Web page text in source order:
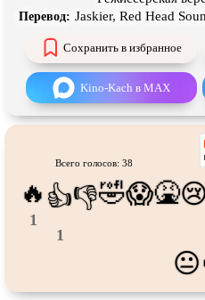
Про хоккей и
катание
Про Юристов иАдвокатов
Режиссёрская версия
Слэшер
Сцены собнажённой натурой
Чёрная комедия
CAMRip
Перевод: Jaskier, Red Head
Сохранить в избранное
Kino-Kach в MAX
Всего голосов: 38
🔥
1
👍
1
👎🤣😱🤮
😐